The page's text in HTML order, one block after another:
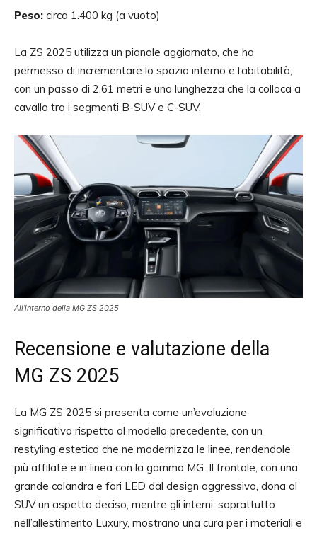
Peso: circa 1.400 kg (a vuoto)
La ZS 2025 utilizza un pianale aggiornato, che ha
permesso di incrementare lo spazio interno e l’abitabilità,
con un passo di 2,61 metri e una lunghezza che la colloca a
cavallo tra i segmenti B-SUV e C-SUV.
All’interno della MG ZS 2025
Recensione e valutazione della
MG ZS 2025
La MG ZS 2025 si presenta come un’evoluzione
significativa rispetto al modello precedente, con un
restyling estetico che ne modernizza le linee, rendendole
più affilate e in linea con la gamma MG. Il frontale, con una
grande calandra e fari LED dal design aggressivo, dona al
SUV un aspetto deciso, mentre gli interni, soprattutto
nell’allestimento Luxury, mostrano una cura per i materiali e